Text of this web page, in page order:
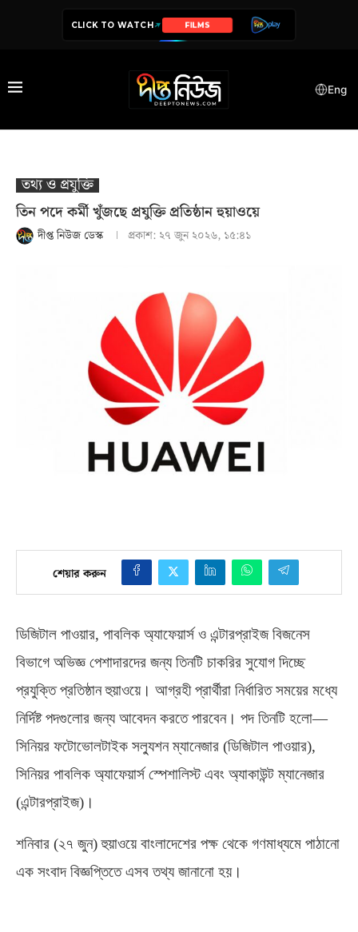
CLICK TO WATCH SERIES
Eng
তথ‍্য ও প্রযুক্তি
তিন পদে কর্মী খুঁজছে প্রযুক্তি প্রতিষ্ঠান হুয়াওয়ে
দীপ্ত নিউজ ডেস্ক প্রকাশ: ২৭ জুন ২০২৬, ১৫:৪১
শেয়ার করুন
ডিজিটাল পাওয়ার, পাবলিক অ্যাফেয়ার্স ও এন্টারপ্রাইজ বিজনেস
বিভাগে অভিজ্ঞ পেশাদারদের জন্য তিনটি চাকরির সুযোগ দিচ্ছে
প্রযুক্তি প্রতিষ্ঠান হুয়াওয়ে। আগ্রহী প্রার্থীরা নির্ধারিত সময়ের মধ্যে
নির্দিষ্ট পদগুলোর জন্য আবেদন করতে পারবেন। পদ তিনটি হলো—
সিনিয়র ফটোভোলটাইক সল্যুশন ম্যানেজার (ডিজিটাল পাওয়ার),
সিনিয়র পাবলিক অ্যাফেয়ার্স স্পেশালিস্ট এবং অ্যাকাউন্ট ম্যানেজার
(এন্টারপ্রাইজ) ।
শনিবার (২৭ জুন)হুয়াওয়ে বাংলাদেশের পক্ষ থেকে গণমাধ্যমে পাঠানো
এক সংবাদ বিজ্ঞপ্তিতে এসব তথ্য জানানো হয়।